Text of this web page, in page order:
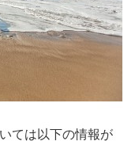
ては以下の情報が